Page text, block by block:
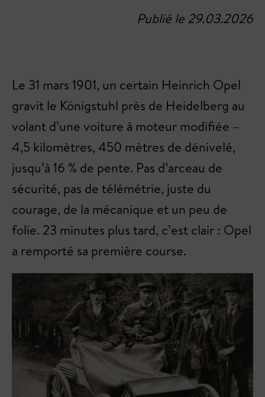
Publié le 29.03.2026
Le 31 mars 1901, un certain Heinrich Opel
gravit le Königstuhl près de Heidelberg au
volant d’une voiture à moteur modifiée –
4,5 kilomètres, 450 mètres de dénivelé,
jusqu’à 16 % de pente. Pas d’arceau de
sécurité, pas de télémétrie, juste du
courage, de la mécanique et un peu de
folie. 23 minutes plus tard, c’est clair : Opel
a remporté sa première course.